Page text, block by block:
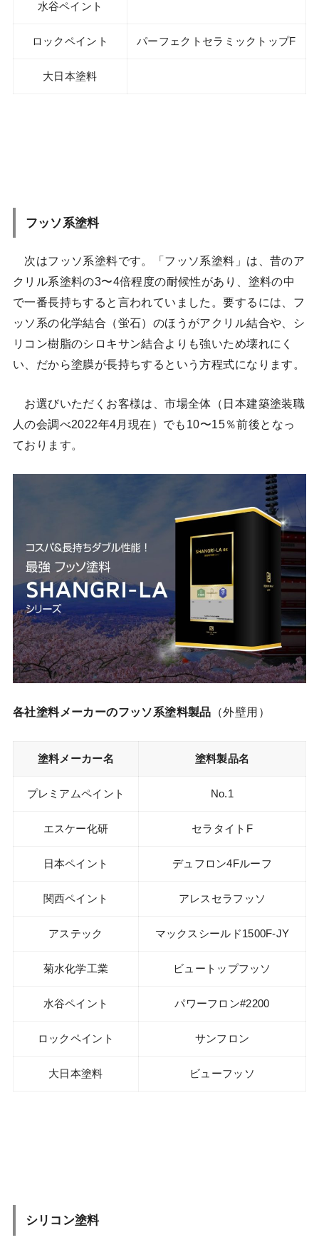
水谷ペイント
ロックペイント パーフェクトセラミックトップF
大日本塗料
フッソ系塗料
次はフッソ系塗料です。「フッソ系塗料」は、昔のア
クリル系塗料の3〜4倍程度の耐候性があり、塗料の中
で一番長持ちすると言われていました。要するには、フ
ッソ系の化学結合（蛍石）のほうがアクリル結合や、シ
リコン樹脂のシロキサン結合よりも強いため壊れにく
い、だから塗膜が長持ちするという方程式になります。
お選びいただくお客様は、市場全体（日本建築塗装職
人の会調べ2022年4月現在）でも10〜15％前後となっ
ております。
各社塗料メーカーのフッソ系塗料製品 （外壁用）
塗料メーカー名 塗料製品名
プレミアムペイント No.1
エスケー化研 セラタイトF
日本ペイント デュフロン4Fルーフ
関西ペイント アレスセラフッソ
アステック マックスシールド1500F-JY
菊水化学工業 ビュートップフッソ
水谷ペイント パワーフロン#2200
ロックペイント サンフロン
大日本塗料 ビューフッソ
シリコン塗料